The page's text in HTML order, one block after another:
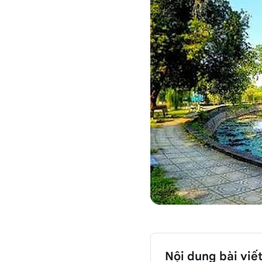
Nội dung bài viết